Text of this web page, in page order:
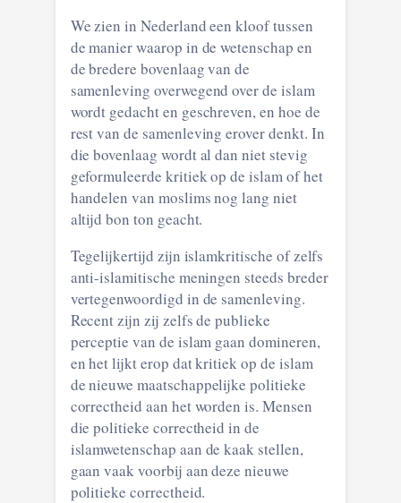
We zien in Nederland een kloof tussen
de manier waarop in de wetenschap en
de bredere bovenlaag van de
samenleving overwegend over de islam
wordt gedacht en geschreven, en hoe de
rest van de samenleving erover denkt. In
die bovenlaag wordt al dan niet stevig
geformuleerde kritiek op de islam of het
handelen van moslims nog lang niet
altijd bon ton geacht.
Tegelijkertijd zijn islamkritische of zelfs
anti-islamitische meningen steeds breder
vertegenwoordigd in de samenleving.
Recent zijn zij zelfs de publieke
perceptie van de islam gaan domineren,
en het lijkt erop dat kritiek op de islam
de nieuwe maatschappelijke politieke
correctheid aan het worden is. Mensen
die politieke correctheid in de
islamwetenschap aan de kaak stellen,
gaan vaak voorbij aan deze nieuwe
politieke correctheid.